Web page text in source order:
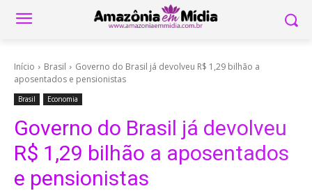
Início Brasil
Governo do Brasil já devolveu R$ 1,29 bilhão a
aposentados e pensionistas
Brasil Economia
Governo do Brasil já devolveu
R$ 1,29 bilhão a aposentados
e pensionistas